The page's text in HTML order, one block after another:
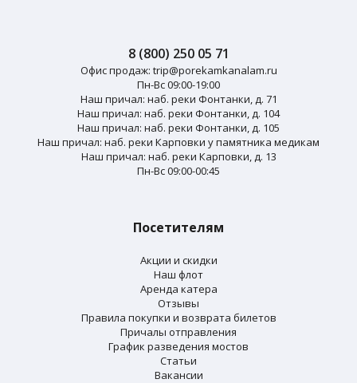
Посетителям
Акции и скидки
Наш флот
Аренда катера
Отзывы
Правила покупки и возврата билетов
Причалы отправления
График разведения мостов
Статьи
Вакансии
8 (800) 250 05 71
Офис продаж: trip@porekamkanalam.ru
Пн-Вс 09:00-19:00
Наш причал: наб. реки Фонтанки, д. 71
Наш причал: наб. реки Фонтанки, д. 104
Наш причал: наб. реки Фонтанки, д. 105
Наш причал: наб. реки Карповки у памятника медикам
Наш причал: наб. реки Карповки, д. 13
Пн-Вс 09:00-00:45